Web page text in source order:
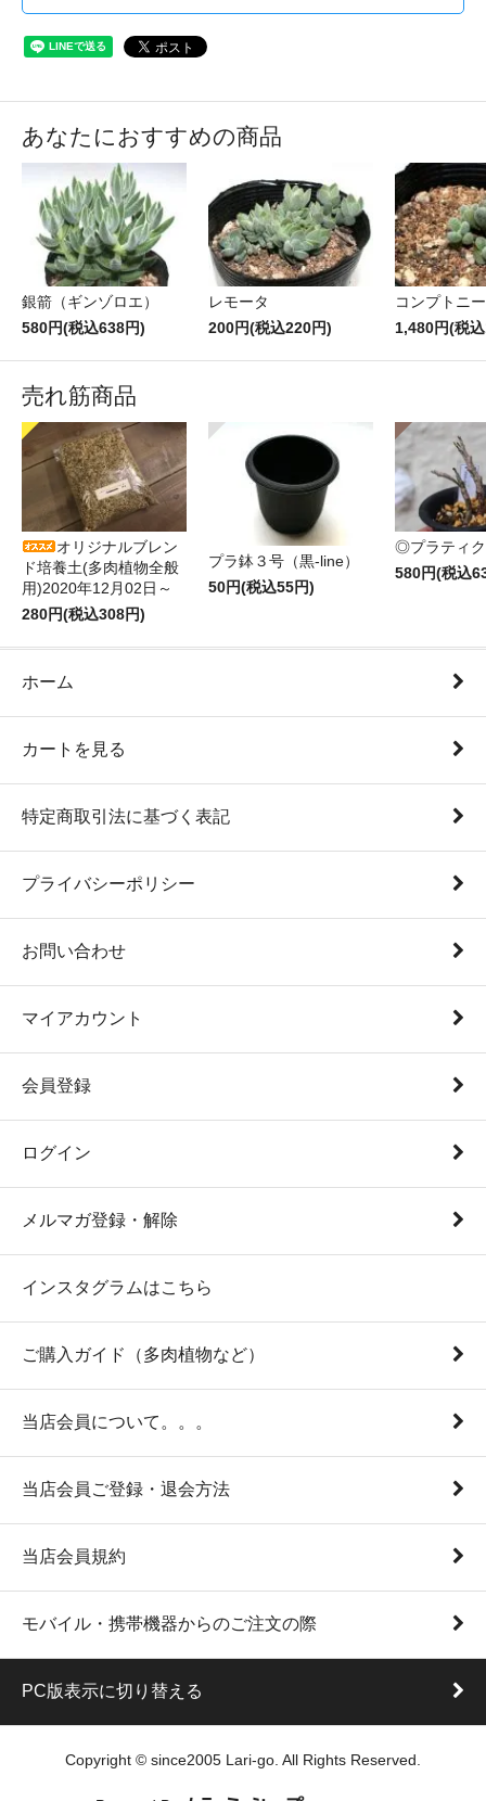
あなたにおすすめの商品
銀箭（ギンゾロエ）
580円(税込638円)
レモータ
200円(税込220円)
コンプトニー
1,480円(税
売れ筋商品
オリジナルブレン
ド培養土(多肉植物全般
用)2020年12月02日～
280円(税込308円)
プラ鉢３号（黒-line）
50円(税込55円)
◎プラティ
580円(税込
ホーム
カートを見る
特定商取引法に基づく表記
プライバシーポリシー
お問い合わせ
マイアカウント
会員登録
ログイン
メルマガ登録・解除
インスタグラムはこちら
ご購入ガイド（多肉植物など）
当店会員について。。。
当店会員ご登録・退会方法
当店会員規約
モバイル・携帯機器からのご注文の際
PC版表示に切り替える
Copyright © since2005 Lari-go. All Rights Reserved.